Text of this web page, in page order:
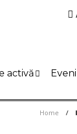
activă
Home